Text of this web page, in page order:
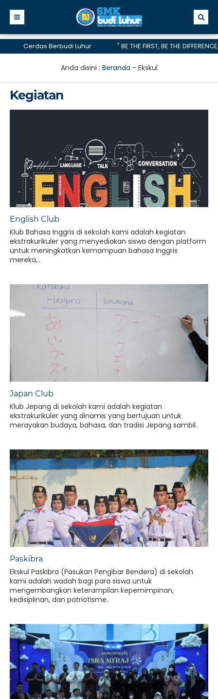
Cerdas Berbudi Luhur
" BE THE FIRST, BE THE DIFFERENCE,
telah menerima akreditasi A hingga 2028
Anda disini : Beranda - Ekskul
Kegiatan
English Club
Klub Bahasa Inggris di sekolah kami adalah kegiatan
ekstrakurikuler yang menyediakan siswa dengan platform
untuk meningkatkan kemampuan bahasa Inggris
mereka,..
Japan Club
Klub Jepang di sekolah kami adalah kegiatan
ekstrakurikuler yang dinamis yang bertujuan untuk
merayakan budaya, bahasa, dan tradisi Jepang sambil..
Paskibra
Ekskul Paskibra (Pasukan Pengibar Bendera) di sekolah
kami adalah wadah bagi para siswa untuk
mengembangkan keterampilan kepemimpinan,
kedisiplinan, dan patriotisme..